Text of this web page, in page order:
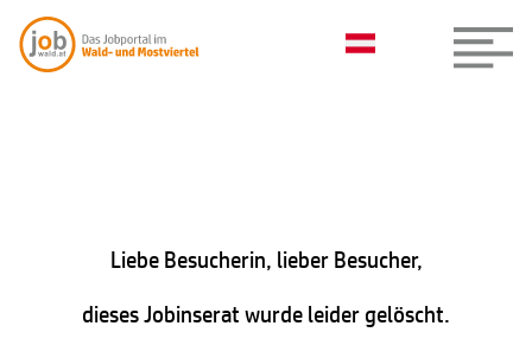
Liebe Besucherin, lieber Besucher,
dieses Jobinserat wurde leider gelöscht.